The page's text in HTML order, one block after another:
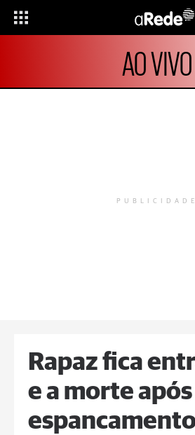
AO VIVO
PUBLICIDADE
Rapaz fica
e a morte após